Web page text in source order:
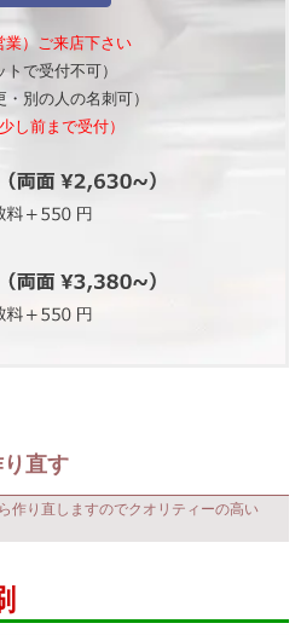
業）ご来店下さい
トで受付不可）
・別の人の名刺可）
し前まで受付）
直す
作り直しますのでクオリティーの高い